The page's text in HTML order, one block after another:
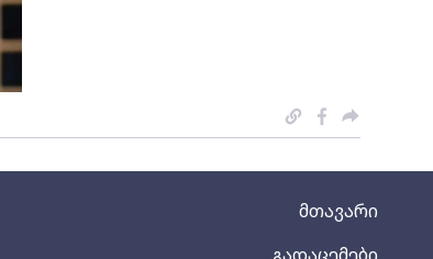
მთავარი